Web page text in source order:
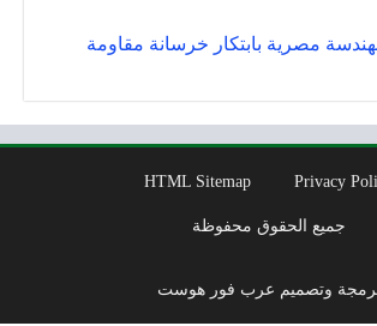
مهندسة مصرية بابتكار خرسانة مقاومة
Privacy
HTML Sitemap
جميع الحقوق محفوظة
وتصميم عرب فور هوست